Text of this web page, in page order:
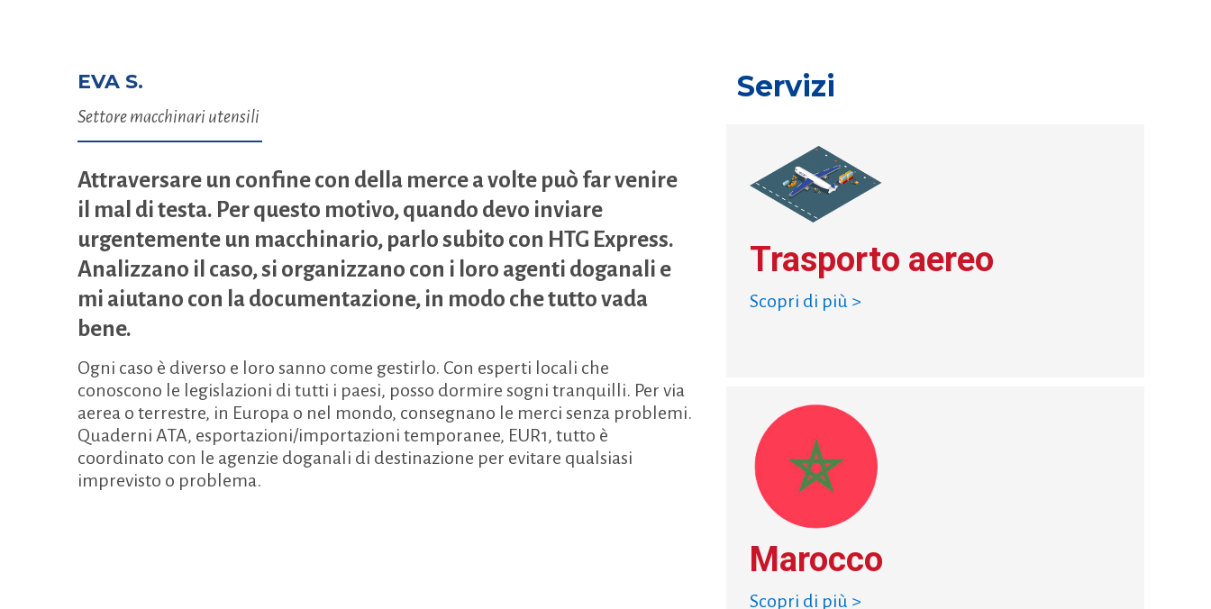
EVA S.
Settore macchinari utensili
Attraversare un confine con della merce a volte può far venire
il mal di testa. Per questo motivo, quando devo inviare
urgentemente un macchinario, parlo subito con HTG Express.
Analizzano il caso, si organizzano con i loro agenti doganali e
mi aiutano con la documentazione, in modo che tutto vada
bene.
Ogni caso è diverso e loro sanno come gestirlo. Con esperti locali che
conoscono le legislazioni di tutti i paesi, posso dormire sogni tranquilli. Per via
aerea o terrestre, in Europa o nel mondo, consegnano le merci senza problemi.
Quaderni ATA, esportazioni/importazioni temporanee, EUR1, tutto è
coordinato con le agenzie doganali di destinazione per evitare qualsiasi
imprevisto o problema.
Servizi
Trasporto aereo
Scopri di più >
Marocco
Scopri di più >